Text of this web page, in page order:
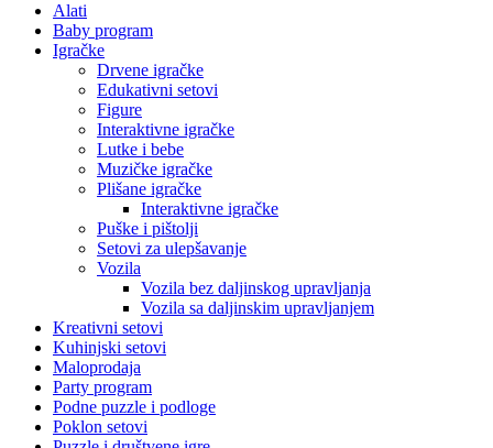
Alati
Baby program
Igračke
Drvene igračke
Edukativni setovi
Figure
Interaktivne igračke
Lutke i bebe
Muzičke igračke
Plišane igračke
Interaktivne igračke
Puške i pištolji
Setovi za ulepšavanje
Vozila
Vozila bez daljinskog upravljanja
Vozila sa daljinskim upravljanjem
Kreativni setovi
Kuhinjski setovi
Maloprodaja
Party program
Podne puzzle i podloge
Poklon setovi